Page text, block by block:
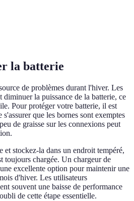
la batterie
de problèmes durant l'hiver. Les
diminuer la puissance de la batterie, ce
Pour protéger votre batterie, il est
que les bornes sont exemptes
de graisse sur les connexions peut
et stockez-la dans un endroit tempéré,
toujours chargée. Un chargeur de
excellente option pour maintenir une
d'hiver. Les utilisateurs
souvent une baisse de performance
de cette étape essentielle.